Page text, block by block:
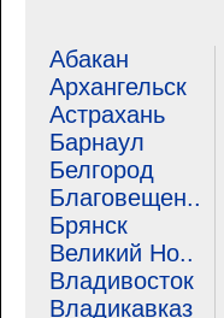
Абакан
Архангельск
Астрахань
Барнаул
Белгород
Благовещен..
Брянск
Великий Но..
Владивосток
Владикавказ